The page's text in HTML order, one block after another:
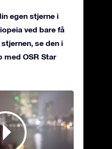
egen stjerne i
ved bare få
se den i
med OSR Star